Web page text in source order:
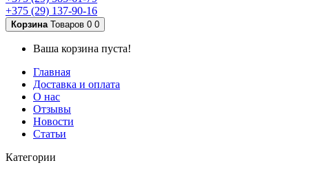
+375 (29) 137-90-16
Корзина Товаров 0 0
Ваша корзина пуста!
Главная
Доставка и оплата
О нас
Отзывы
Новости
Статьи
Категории